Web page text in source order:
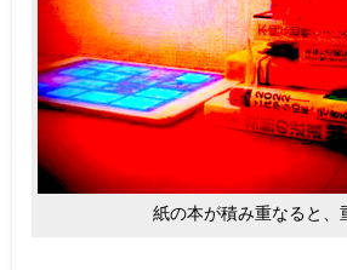
紙の本が積み重なると、